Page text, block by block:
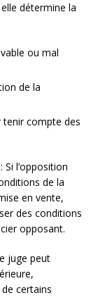
détermine la
ou mal
de la
tenir compte des
: Si l’opposition
de la
en vente,
des conditions
opposant.
juge peut
certains